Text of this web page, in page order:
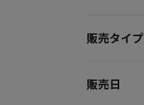
販売タイプ
販売日